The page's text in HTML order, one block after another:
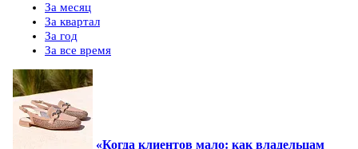
За месяц
За квартал
За год
За все время
«Когда клиентов мало: как владельцам